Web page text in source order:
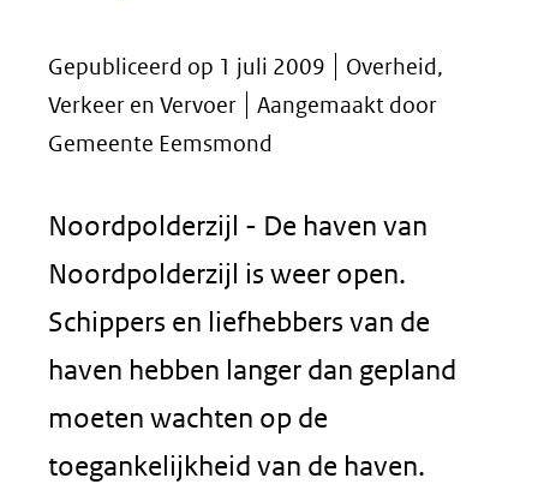
Gepubliceerd op 1 juli 2009
Overheid,
Verkeer en Vervoer
Aangemaakt door
Gemeente Eemsmond
Noordpolderzijl - De haven van
Noordpolderzijl is weer open.
Schippers en liefhebbers van de
haven hebben langer dan gepland
moeten wachten op de
toegankelijkheid van de haven.